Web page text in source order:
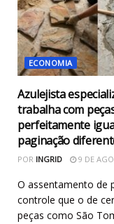
ECONOMIA
Azulejista
trabalha com
perfeitamente
paginação
POR INGRID 9 DE
O assentamento de
controle que o de
peças como São